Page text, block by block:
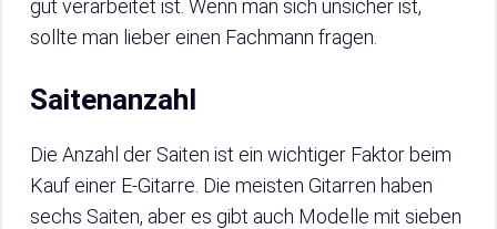
gut verarbeitet ist. Wenn man sich unsicher ist,
sollte man lieber einen Fachmann fragen.
Saitenanzahl
Die Anzahl der Saiten ist ein wichtiger Faktor beim
Kauf einer E-Gitarre. Die meisten Gitarren haben
sechs Saiten, aber es gibt auch Modelle mit sieben